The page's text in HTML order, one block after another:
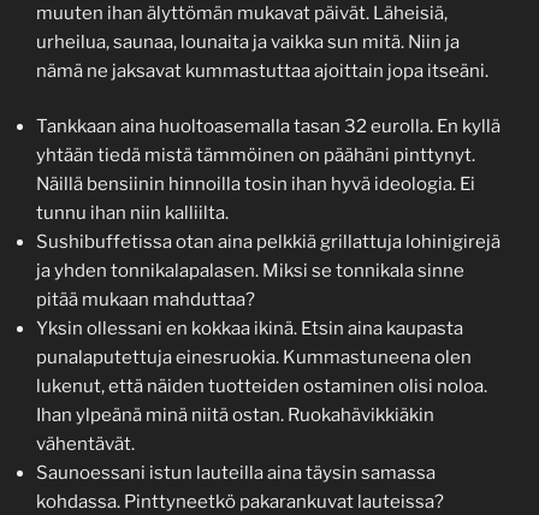
muuten ihan älyttömän mukavat päivät. Läheisiä,
urheilua, saunaa, lounaita ja vaikka sun mitä. Niin ja
nämä ne jaksavat kummastuttaa ajoittain jopa itseäni.
Tankkaan aina huoltoasemalla tasan 32 eurolla. En kyllä
yhtään tiedä mistä tämmöinen on päähäni pinttynyt.
Näillä bensiinin hinnoilla tosin ihan hyvä ideologia. Ei
tunnu ihan niin kalliilta.
Sushibuffetissa otan aina pelkkiä grillattuja lohinigirejä
ja yhden tonnikalapalasen. Miksi se tonnikala sinne
pitää mukaan mahduttaa?
Yksin ollessani en kokkaa ikinä. Etsin aina kaupasta
punalaputettuja einesruokia. Kummastuneena olen
lukenut, että näiden tuotteiden ostaminen olisi noloa.
Ihan ylpeänä minä niitä ostan. Ruokahävikkiäkin
vähentävät.
Saunoessani istun lauteilla aina täysin samassa
kohdassa. Pinttyneetkö pakarankuvat lauteissa?